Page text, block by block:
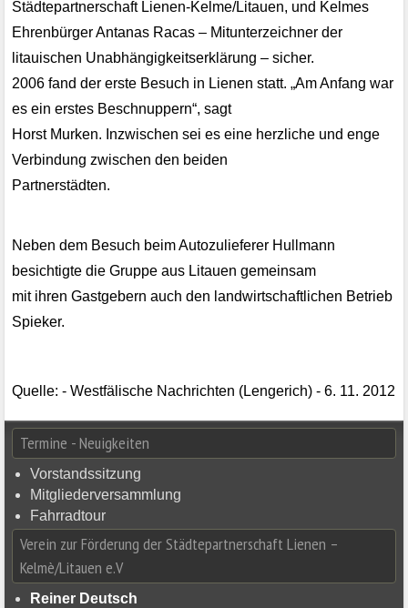
Städtepartnerschaft Lienen-Kelme/Litauen, und Kelmes
Ehrenbürger Antanas Racas – Mitunterzeichner der
litauischen Unabhängigkeitserklärung – sicher.
2006 fand der erste Besuch in Lienen statt. „Am Anfang war
es ein erstes Beschnuppern“, sagt
Horst Murken. Inzwischen sei es eine herzliche und enge
Verbindung zwischen den beiden
Partnerstädten.
Neben dem Besuch beim Autozulieferer Hullmann
besichtigte die Gruppe aus Litauen gemeinsam
mit ihren Gastgebern auch den landwirtschaftlichen Betrieb
Spieker.
Quel le: - Westfälische Nachrichten (Lengerich) - 6. 11. 2012
Termine - Neuigkeiten
Vorstandssitzung
Mitgliederversammlung
Fahrradtour
Verein zur Förderung der Städtepartnerschaft Lienen –
Kelmè/Litauen e.V
Reiner Deutsch